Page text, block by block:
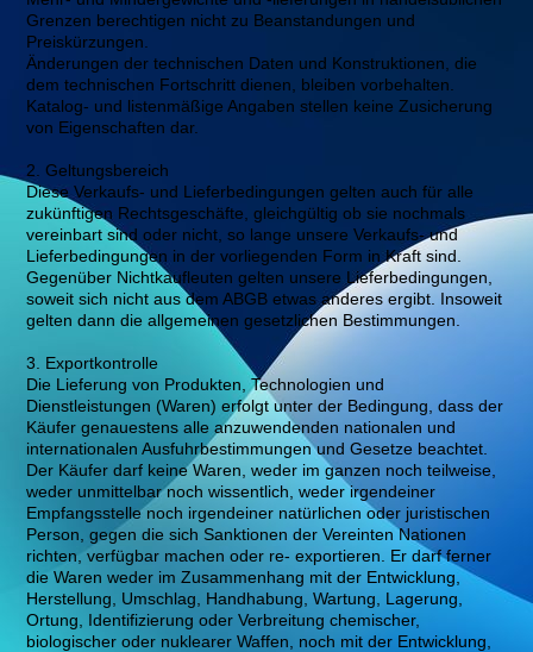
Grenzen berechtigen nicht zu Beanstandungen und
Preiskürzungen.
Änderungen der technischen Daten und Konstruktionen, die
dem technischen Fortschritt dienen, bleiben vorbehalten.
Katalog- und listenmäßige Angaben stellen keine Zusicherung
von Eigenschaften dar.
2. Geltungsbereich
Diese Verkaufs- und Lieferbedingungen gelten auch für alle
zukünftigen Rechtsgeschäfte, gleichgültig ob sie nochmals
vereinbart sind oder nicht, so lange unsere Verkaufs- und
Lieferbedingungen in der vorliegenden Form in Kraft sind.
Gegenüber Nichtkaufleuten gelten unsere Lieferbedingungen,
soweit sich nicht aus dem ABGB etwas anderes ergibt. Insoweit
gelten dann die allgemeinen gesetzlichen Bestimmungen.
3. Exportkontrolle
Die Lieferung von Produkten, Technologien und
Dienstleistungen (Waren) erfolgt unter der Bedingung, dass der
Käufer genauestens alle anzuwendenden nationalen und
internationalen Ausfuhrbestimmungen und Gesetze beachtet.
Der Käufer darf keine Waren, weder im ganzen noch teilweise,
weder unmittelbar noch wissentlich, weder irgendeiner
Empfangsstelle noch irgendeiner natürlichen oder juristischen
Person, gegen die sich Sanktionen der Vereinten Nationen
richten, verfügbar machen oder re- exportieren. Er darf ferner
die Waren weder im Zusammenhang mit der Entwicklung,
Herstellung, Umschlag, Handhabung, Wartung, Lagerung,
Ortung, Identifizierung oder Verbreitung chemischer,
biologischer oder nuklearer Waffen, noch mit der Entwicklung,